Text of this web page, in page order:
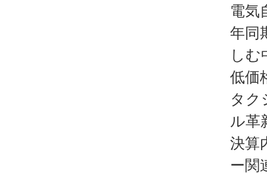
電気
年同
しむ
低価
タク
ル革
決算
ー関